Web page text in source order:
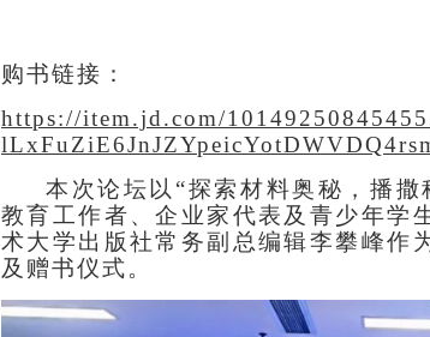
购书链接：
https://item.jd.com/
本次论坛以 “探索材料奥秘，播撒
教育工作者、企业家代表及青少年学
术大学出版社常务副总编辑李攀峰作
及赠书仪式。